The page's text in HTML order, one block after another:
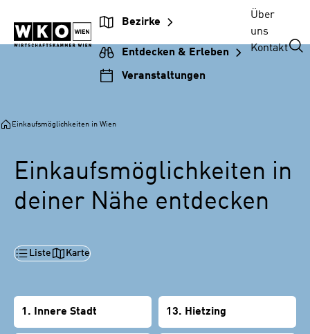
Unternehmensnavigation
springen
Inhalt
springen
Hauptnavigation
springen
Footer
springen
Bezirke
Entdecken & Erleben
Veranstaltungen
Über
uns
Kontakt
Einkaufsmöglichkeiten in Wien
Einkaufsmöglichkeiten in
deiner Nähe entdecken
Liste Karte
1. Innere Stadt 13. Hietzing